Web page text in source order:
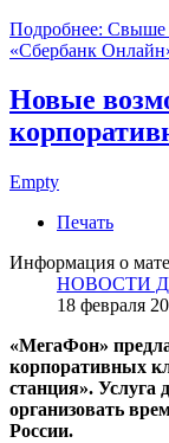
Подробнее: Свыше
«Сбербанк
Новые
Empty
Печать
Информация о
НОВОСТИ
18 февраля
«МегаФон»
корпоративных
станция». Услуга
организовать
России.